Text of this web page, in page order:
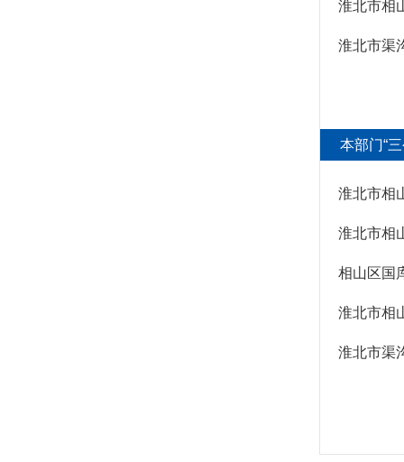
淮北市相
淮北市渠
本部门“
淮北市相
相山区国
淮北市渠